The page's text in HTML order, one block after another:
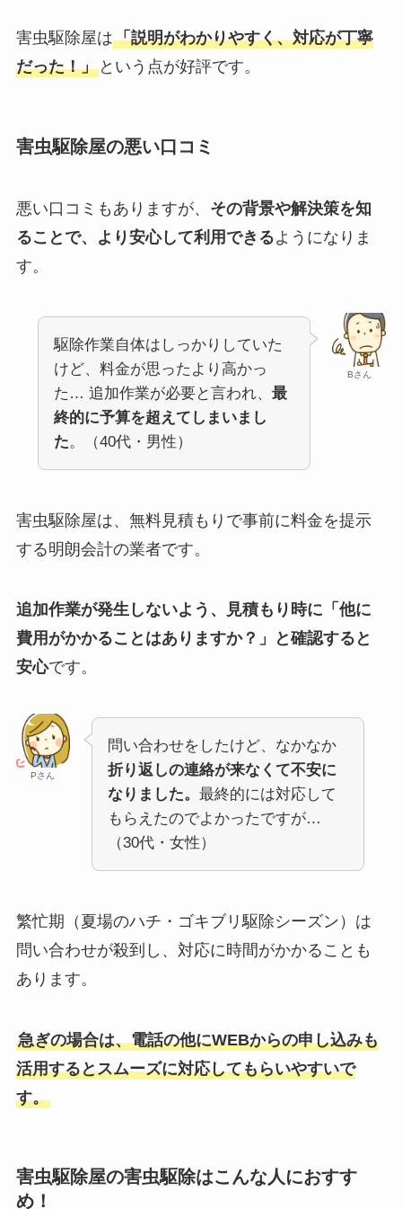
害虫駆除屋は「説明がわかりやすく、対応が丁寧
だった！」という点が好評です。
害虫駆除屋の悪い口コミ
悪い口コミもありますが、 その背景や解決策を知
ることで、より安心して利用できるようになりま
す。
Bさん
駆除作業自体はしっかりしていた
けど、料金が思ったより高かっ
た… 追加作業が必要と言われ、 最
終的に予算を超えてしまいまし
た。（40代・男性）
害虫駆除屋は、無料見積もりで事前に料金を提示
する明朗会計の業者です。
追加作業が発生しないよう、見積もり時に「他に
費用がかかることはありますか？」と確認すると
安心です。
Pさん
問い合わせをしたけど、なかなか
折り返しの連絡が来なくて不安に
なりました。 最終的には対応して
もらえたのでよかったですが…
（30代・女性）
繁忙期（夏場のハチ・ゴキブリ駆除シーズン）は
問い合わせが殺到し、対応に時間がかかることも
あります。
急ぎの場合は、電話の他にWEBからの申し込みも
活用するとスムーズに対応してもらいやすいで
す。
害虫駆除屋の害虫駆除はこんな人におすす
め！